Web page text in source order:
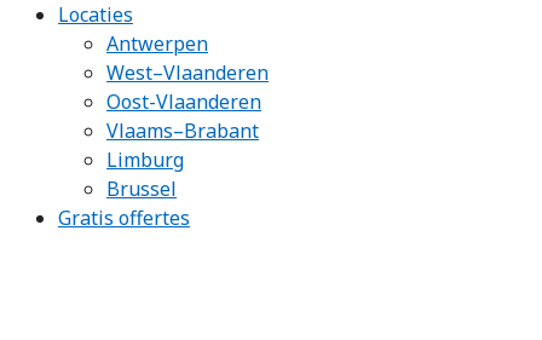
Locaties
Antwerpen
West–Vlaanderen
Oost-Vlaanderen
Vlaams–Brabant
Limburg
Brussel
Gratis offertes